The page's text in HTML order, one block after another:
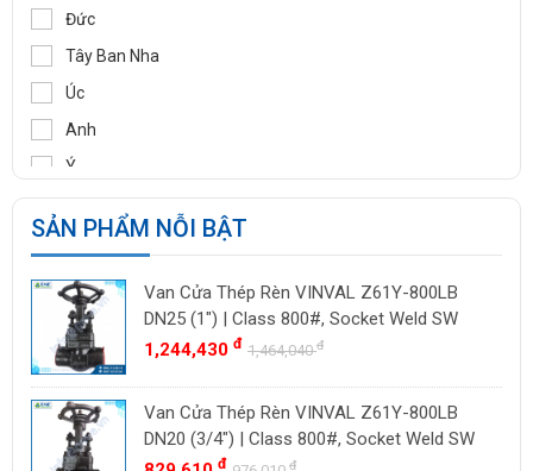
PEKOS
VINVAL
AZBIL
BROADY
OCV
SIRCA
BESA
BAODI
TLV
ZENNER
DOUGLAS
LESER
Đức
Tây Ban Nha
Úc
Anh
Ý
Pháp
Ấn Độ
Indonesia
Malaysia
Đài Loan
Việt Nam
Thụy Sĩ
Ba Lan
SẢN PHẨM NỖI BẬT
Van Cửa Thép Rèn VINVAL Z61Y-800LB
DN25 (1") | Class 800#, Socket Weld SW
1,244,430 đ 1,464,040đ
Van Cửa Thép Rèn VINVAL Z61Y-800LB
DN20 (3/4") | Class 800#, Socket Weld SW
đ đ